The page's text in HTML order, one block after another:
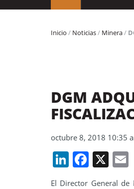
Inicio / Noticias/ Minera/
DGM
octubre 8, 2018 10:35
LinkedIn
X
El Director General